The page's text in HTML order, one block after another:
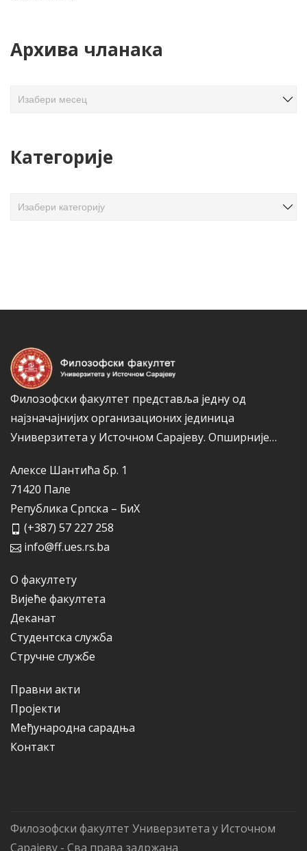
Архива чланака
в
Категорије
Филозофски факултет представља једну од
најзначајнијих организационих јединица
Универзитета у Источном Сарајеву. Опширније…
Алексе Шантића бр. 1
71420 Пале
Република Српска – БиХ
(+387) 57 227 258
info@ff.ues.rs.ba
О факултету
Вијеће факултета
Деканат
Студентска служба
Стручне службе
Правни акти
Пројекти
Међународна сарадња
Контакт
Филозофски факултет Универзитета у Источном
Сарајеву - Сва права задржана